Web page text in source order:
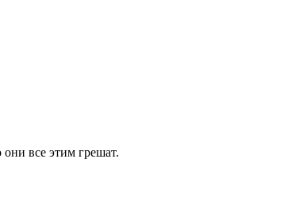
все этим грешат.